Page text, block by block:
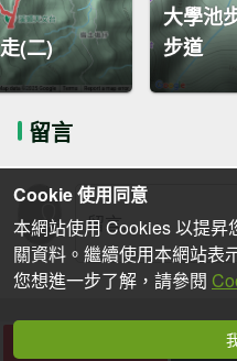
(二)
大學池
步道
留言
Cookie 使用同意
本網站使用 Cookies 以提昇
關資料。繼續使用本網站表
您想進一步了解，請參閱